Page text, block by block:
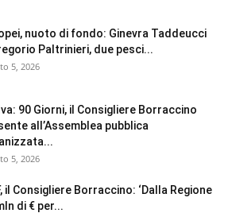
nuoto di fondo: Ginevra Taddeucci
Paltrinieri, due pesci...
5, 2026
90 Giorni, il Consigliere Borraccino
all’Assemblea pubblica
5, 2026
il Consigliere Borraccino: ‘Dalla Regione
di € per...